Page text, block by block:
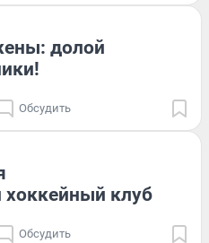
долой
Обсудить
клуб
Обсудить